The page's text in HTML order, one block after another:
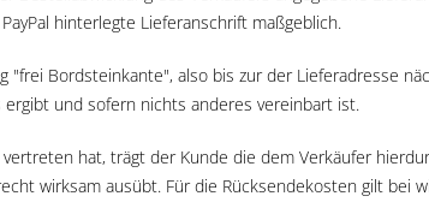
hinterlegte Lieferanschrift maßgeblich.
Bordsteinkante", also bis zur der Lieferadresse
und sofern nichts anderes vereinbart ist.
hat, trägt der Kunde die dem Verkäufer
wirksam ausübt. Für die Rücksendekosten gilt bei